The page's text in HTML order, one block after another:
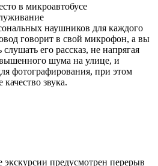
в микроавтобусе
наушников для каждого
говорит в свой микрофон, а вы
его рассказ, не напрягая
шума на улице, и
фотографирования, при этом
качество звука.
предусмотрен перерыв